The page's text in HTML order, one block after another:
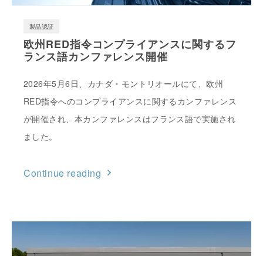
製品認証
欧州RED指令コンプライアンスに関するフ
ランス語カンファレンス開催
2026年5月6日、カナダ・モントリオールにて、欧州
RED指令へのコンプライアンスに関するカンファレンス
が開催され、本カンファレンスはフランス語で実施され
ました。
Continue reading